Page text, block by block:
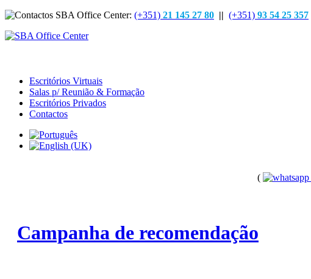
(+351) 21 145 27 80 || (+351) 93 54 25 357
Escritórios Virtuais
Salas p/ Reunião & Formação
Escritórios Privados
Contactos
(
Campanha de recomendação